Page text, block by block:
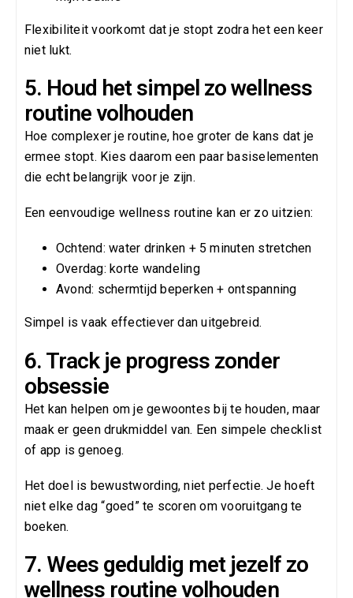
Flexibiliteit voorkomt dat je stopt zodra het een keer
niet lukt.
5. Houd het simpel zo wellness
routine volhouden
Hoe complexer je routine, hoe groter de kans dat je
ermee stopt. Kies daarom een paar basiselementen
die echt belangrijk voor je zijn.
Een eenvoudige wellness routine kan er zo uitzien:
Ochtend: water drinken + 5 minuten stretchen
Overdag: korte wandeling
Avond: schermtijd beperken + ontspanning
Simpel is vaak effectiever dan uitgebreid.
6. Track je progress zonder
obsessie
Het kan helpen om je gewoontes bij te houden, maar
maak er geen drukmiddel van. Een simpele checklist
of app is genoeg.
Het doel is bewustwording, niet perfectie. Je hoeft
niet elke dag “goed” te scoren om vooruitgang te
boeken.
7. Wees geduldig met jezelf zo
wellness routine volhouden